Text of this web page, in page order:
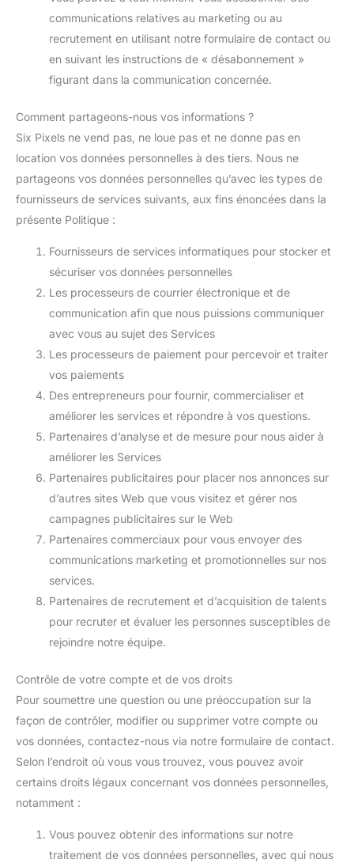
communications relatives au marketing ou au
recrutement en utilisant notre formulaire de contact ou
en suivant les instructions de « désabonnement »
figurant dans la communication concernée.
Comment partageons-nous vos informations ?
Six Pixels ne vend pas, ne loue pas et ne donne pas en
location vos données personnelles à des tiers. Nous ne
partageons vos données personnelles qu’avec les types de
fournisseurs de services suivants, aux fins énoncées dans la
présente Politique :
Fournisseurs de services informatiques pour stocker et
sécuriser vos données personnelles
Les processeurs de courrier électronique et de
communication afin que nous puissions communiquer
avec vous au sujet des Services
Les processeurs de paiement pour percevoir et traiter
vos paiements
Des entrepreneurs pour fournir, commercialiser et
améliorer les services et répondre à vos questions.
Partenaires d’analyse et de mesure pour nous aider à
améliorer les Services
Partenaires publicitaires pour placer nos annonces sur
d’autres sites Web que vous visitez et gérer nos
campagnes publicitaires sur le Web
Partenaires commerciaux pour vous envoyer des
communications marketing et promotionnelles sur nos
services.
Partenaires de recrutement et d’acquisition de talents
pour recruter et évaluer les personnes susceptibles de
rejoindre notre équipe.
Contrôle de votre compte et de vos droits
Pour soumettre une question ou une préoccupation sur la
façon de contrôler, modifier ou supprimer votre compte ou
vos données, contactez-nous via notre formulaire de contact.
Selon l’endroit où vous vous trouvez, vous pouvez avoir
certains droits légaux concernant vos données personnelles,
notamment :
Vous pouvez obtenir des informations sur notre
traitement de vos données personnelles, avec qui nous